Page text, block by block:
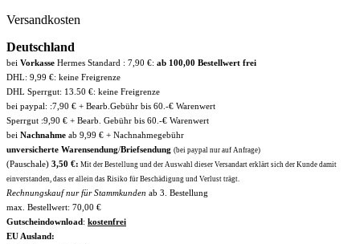
Versandkosten
Deutschland
bei Vorkasse Hermes Standard : 7,90 €: ab 100,00 Bestellwert frei
DHL: 9,99 €: keine Freigrenze
DHL Sperrgut: 13.50 €: keine Freigrenze
bei paypal: :7,90 € + Bearb.Gebühr bis 60.-€ Warenwert
Sperrgut :9,90 € + Bearb. Gebühr bis 60.-€ Warenwert
bei Nachnahme ab 9,99 € + Nachnahmegebühr
unversicherte Warensendung/Briefsendung (bei paypal nur auf Anfrage)
(Pauschale) 3,50 €: Mit der Bestellung und der Auswahl dieser Versandart erklärt sich der Kunde damit
einverstanden, dass er allein das Risiko für Beschädigung und Verlust trägt.
Rechnungskauf nur für Stammkunden ab 3. Bestellung
max. Bestellwert: 70,00 €
Gutscheindownload: kostenfrei
EU Ausland: